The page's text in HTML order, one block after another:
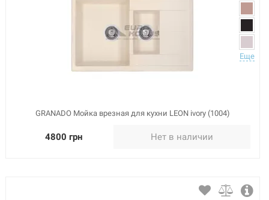
Еще
GRANADO Мойка врезная для кухни LEON ivory (1004)
4800 грн Нет в наличии